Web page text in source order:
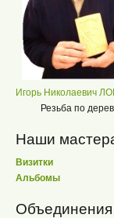
Игорь Николаевич
Резьба по
Наши
Визитки
Альбомы
Объединения